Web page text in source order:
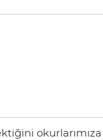
okurlarımıza